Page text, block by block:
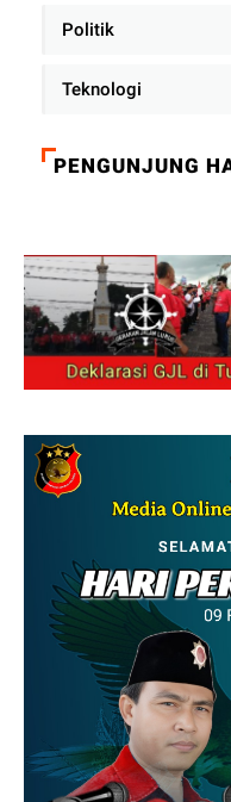
Politik
Teknologi
PENGUNJUNG